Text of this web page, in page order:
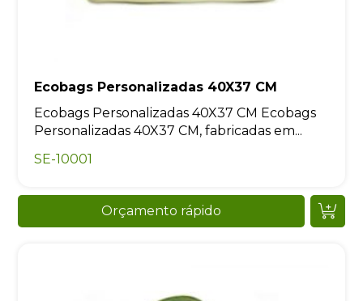
Ecobags Personalizadas 40X37 CM
Ecobags Personalizadas 40X37 CM Ecobags
Personalizadas 40X37 CM, fabricadas em...
SE-10001
Orçamento rápido